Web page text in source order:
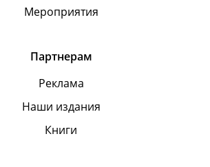
Мероприятия
Партнерам
Реклама
Наши издания
Книги